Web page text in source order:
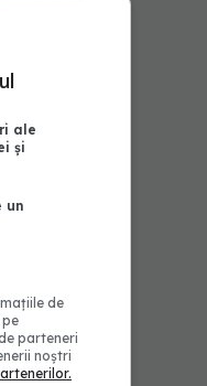
ale
și
un
de
parteneri
noștri